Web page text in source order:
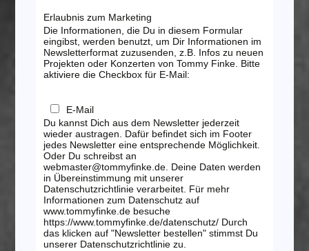
Erlaubnis zum Marketing
Die Informationen, die Du in diesem Formular
eingibst, werden benutzt, um Dir Informationen im
Newsletterformat zuzusenden, z.B. Infos zu neuen
Projekten oder Konzerten von Tommy Finke. Bitte
aktiviere die Checkbox für E-Mail:
E-Mail
Du kannst Dich aus dem Newsletter jederzeit
wieder austragen. Dafür befindet sich im Footer
jedes Newsletter eine entsprechende Möglichkeit.
Oder Du schreibst an
webmaster@tommyfinke.de. Deine Daten werden
in Übereinstimmung mit unserer
Datenschutzrichtlinie verarbeitet. Für mehr
Informationen zum Datenschutz auf
www.tommyfinke.de besuche
https://www.tommyfinke.de/datenschutz/ Durch
das klicken auf "Newsletter bestellen" stimmst Du
unserer Datenschutzrichtlinie zu.